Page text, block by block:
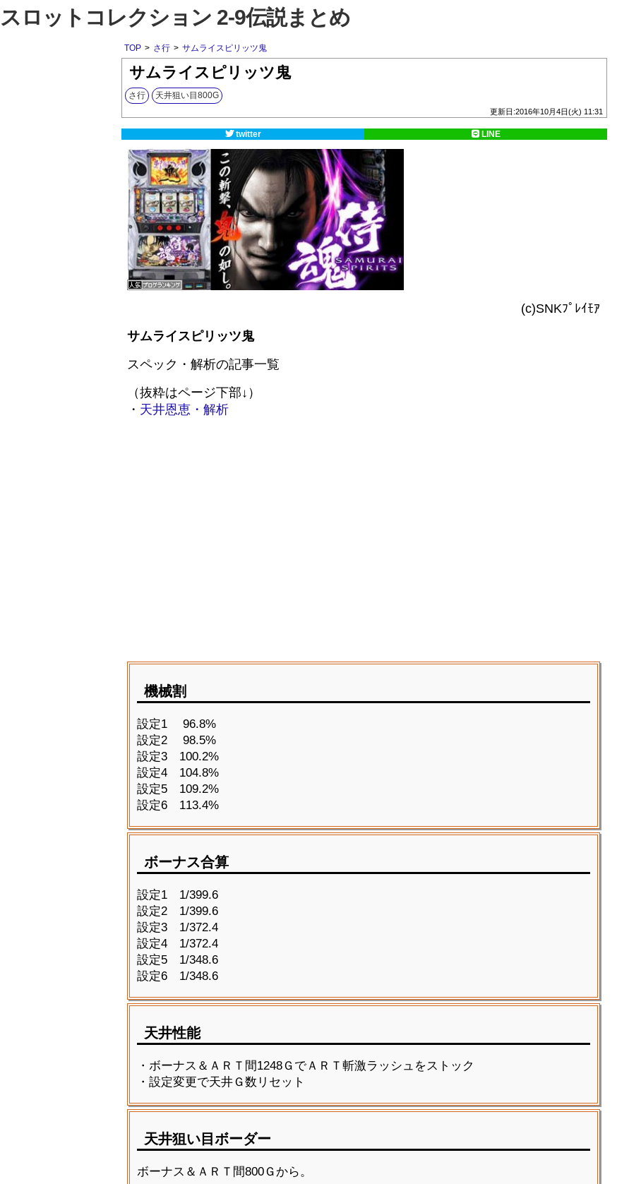
スロットコレクション 2-9伝説まとめ
TOP > さ行 > サムライスピリッツ鬼
サムライスピリッツ鬼
さ行 天井狙い目800G
更新日:2016年10月4日(火) 11:31
twitter LINE
(c)SNKﾌﾟﾚｲﾓｱ
サムライスピリッツ鬼
スペック・解析の記事一覧
（抜粋はページ下部↓）
・ 天井恩恵・解析
機械割
設定1 96.8%
設定2 98.5%
設定3 100.2%
設定4 104.8%
設定5 109.2%
設定6 113.4%
ボーナス合算
設定1 1/399.6
設定2 1/399.6
設定3 1/372.4
設定4 1/372.4
設定5 1/348.6
設定6 1/348.6
天井性能
・ボーナス＆ＡＲＴ間1248ＧでＡＲＴ斬激ラッシュをストック
・設定変更で天井Ｇ数リセット
天井狙い目ボーダー
ボーナス＆ＡＲＴ間800Ｇから。